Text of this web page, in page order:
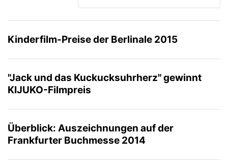
Kinderfilm-Preise der Berlinale 2015
"Jack und das Kuckucksuhrherz" gewinnt
KIJUKO-Filmpreis
Überblick: Auszeichnungen auf der
Frankfurter Buchmesse 2014